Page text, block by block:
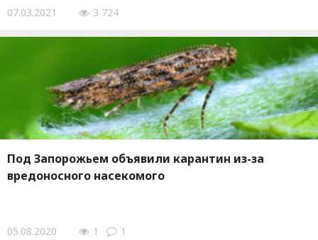
07.03.2021 3 724
Под Запорожьем объявили карантин из-за
вредоносного насекомого
05.08.2020 1 1